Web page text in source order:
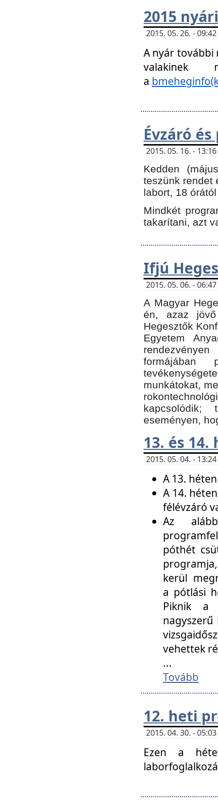
2015
2015. 05. 26. -
A nyár további
a
Évzáró
2015. 05. 16. -
Kedden
teszünk rendet
labort, 18
Mindkét
takarítani, azt
Ifjú
2015. 05. 06. -
A Magyar
én, azaz
Hegesztők
Egyetem
formájában
munkátokat,
eseményen,
13. és
2015. 05. 04. -
A 13.
A 14.
félévzáró
Az
póthét
kerül
a pótlási
Piknik a
vehettek
...
Tovább
12. heti
2015. 04. 30. -
Ezen a